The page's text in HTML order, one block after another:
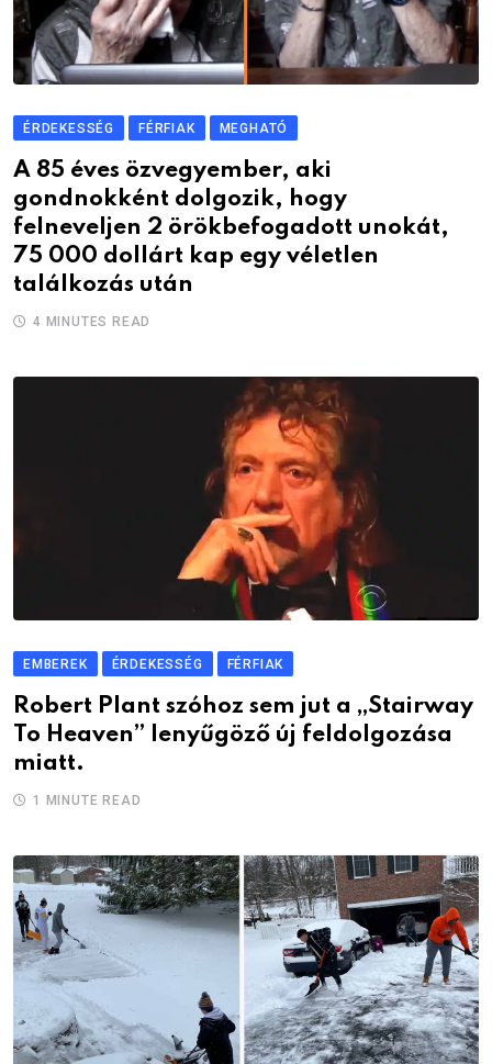
ÉRDEKESSÉG FÉRFIAK MEGHATÓ
A 85 éves özvegyember, aki
gondnokként dolgozik, hogy
felneveljen 2 örökbefogadott unokát,
75 000 dollárt kap egy véletlen
találkozás után
4 MINUTES READ
EMBEREK ÉRDEKESSÉG FÉRFIAK
Robert Plant szóhoz sem jut a „Stairway
To Heaven” lenyűgöző új feldolgozása
miatt.
1 MINUTE READ